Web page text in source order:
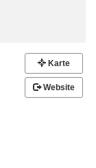
Karte
Website